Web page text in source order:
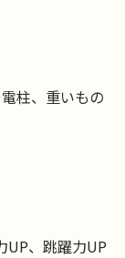
柱、重いもの
UP、跳躍力UP